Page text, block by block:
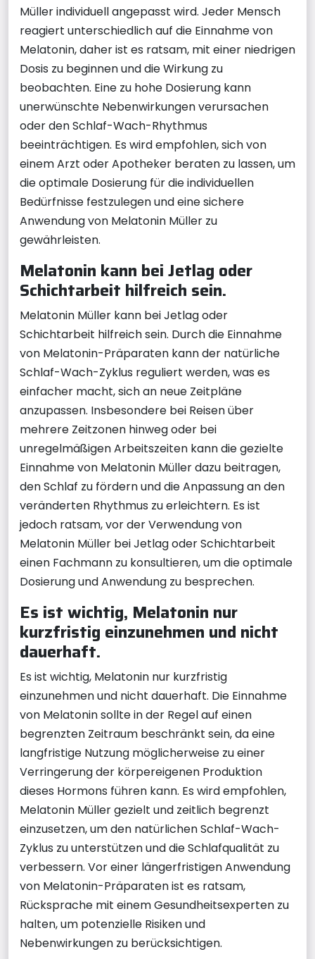
Müller individuell angepasst wird. Jeder Mensch
reagiert unterschiedlich auf die Einnahme von
Melatonin, daher ist es ratsam, mit einer niedrigen
Dosis zu beginnen und die Wirkung zu
beobachten. Eine zu hohe Dosierung kann
unerwünschte Nebenwirkungen verursachen
oder den Schlaf-Wach-Rhythmus
beeinträchtigen. Es wird empfohlen, sich von
einem Arzt oder Apotheker beraten zu lassen, um
die optimale Dosierung für die individuellen
Bedürfnisse festzulegen und eine sichere
Anwendung von Melatonin Müller zu
gewährleisten.
Melatonin kann bei Jetlag oder
Schichtarbeit hilfreich sein.
Melatonin Müller kann bei Jetlag oder
Schichtarbeit hilfreich sein. Durch die Einnahme
von Melatonin-Präparaten kann der natürliche
Schlaf-Wach-Zyklus reguliert werden, was es
einfacher macht, sich an neue Zeitpläne
anzupassen. Insbesondere bei Reisen über
mehrere Zeitzonen hinweg oder bei
unregelmäßigen Arbeitszeiten kann die gezielte
Einnahme von Melatonin Müller dazu beitragen,
den Schlaf zu fördern und die Anpassung an den
veränderten Rhythmus zu erleichtern. Es ist
jedoch ratsam, vor der Verwendung von
Melatonin Müller bei Jetlag oder Schichtarbeit
einen Fachmann zu konsultieren, um die optimale
Dosierung und Anwendung zu besprechen.
Es ist wichtig, Melatonin nur
kurzfristig einzunehmen und nicht
dauerhaft.
Es ist wichtig, Melatonin nur kurzfristig
einzunehmen und nicht dauerhaft. Die Einnahme
von Melatonin sollte in der Regel auf einen
begrenzten Zeitraum beschränkt sein, da eine
langfristige Nutzung möglicherweise zu einer
Verringerung der körpereigenen Produktion
dieses Hormons führen kann. Es wird empfohlen,
Melatonin Müller gezielt und zeitlich begrenzt
einzusetzen, um den natürlichen Schlaf-Wach-
Zyklus zu unterstützen und die Schlafqualität zu
verbessern. Vor einer längerfristigen Anwendung
von Melatonin-Präparaten ist es ratsam,
Rücksprache mit einem Gesundheitsexperten zu
halten, um potenzielle Risiken und
Nebenwirkungen zu berücksichtigen.